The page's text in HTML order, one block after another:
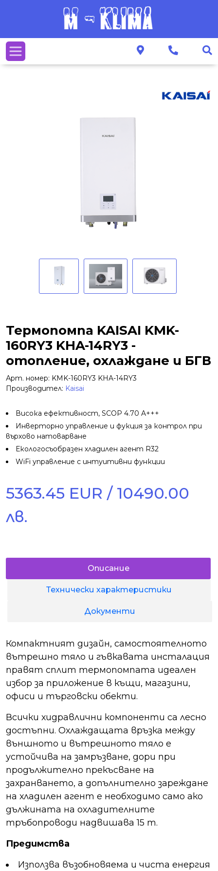
Термопомпа KAISAI KMK-
160RY3 KHA-14RY3 -
отопление, охлаждане и БГВ
Арт. номер: KMK-160RY3 KHA-14RY3
Производител: Kaisai
Висока ефективност, SCOP 4.70 A+++
Инверторно управление и фукция за контрол при
върхово натоварване
Екологосъобразен хладилен агент R32
WiFi управление с интуитивни функции
5363.45 EUR / 10490.00
лв.
Описание
Технически характеристики
Документи
Компактният дизайн, самостоятелното
вътрешно тяло и гъвкавата инсталация
правят сплит термопомпата идеален
избор за приложение в къщи, магазини,
офиси и търговски обекти.
Всички хидравлични компоненти са лесно
достъпни. Охлаждащата връзка между
външното и вътрешното тяло е
устойчива на замръзване, дори при
продължително прекъсване на
захранването, а допълнително зареждане
на хладилен агент е необходимо само ако
дължината на охладителните
тръбопроводи надвишава 15 m.
Предимства
Използва възобновяема и чиста енергия